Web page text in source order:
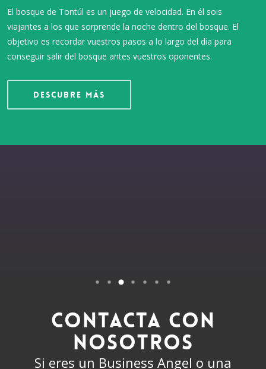
El bosque de Tontúl es un juego de velocidad. En él sois
viajantes a los que sorprende la noche dentro del bosque. El
objetivo es recordar vuestros pasos a lo largo del día para
conseguir salir del bosque antes vuestros oponentes.
Descubre más
CONTACTA CON
NOSOTROS
Si eres un Business Angel o una